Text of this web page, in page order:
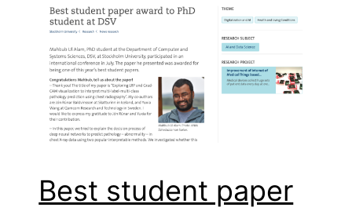
Best student paper